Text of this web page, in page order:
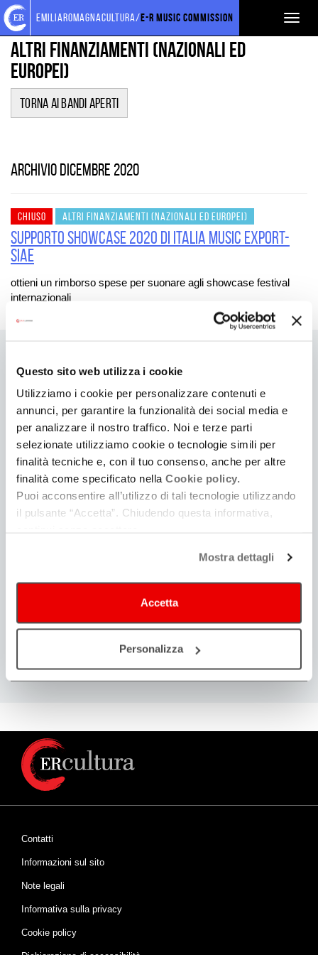
Questo sito web utilizza i cookie
Utilizziamo i cookie per personalizzare contenuti e
annunci, per garantire la funzionalità dei social media e
per analizzare il nostro traffico. Noi e terze parti
selezionate utilizziamo cookie o tecnologie simili per
finalità tecniche e, con il tuo consenso, anche per altre
finalità come specificato nella Cookie policy.
Puoi acconsentire all’utilizzo di tali tecnologie utilizzando
il pulsante “Accetta”. Chiudendo questa informativa,
Mostra dettagli
Accetta
Personalizza
Torna
alla
home
page
Cerca
nel
sito
Salta
ai
contenuti
Salta
al
menu
principale
emiliaromagnacultura/E-R Music Commission
FINANZIAMENTI
Altri finanziamenti (nazionali ed
europei)
Torna ai bandi aperti
Archivio dicembre 2020
CHIUSO ALTRI FINANZIAMENTI (NAZIONALI ED EUROPEI)
Supporto Showcase 2020 di Italia Music Export-
SIAE
ottieni un rimborso spese per suonare agli showcase festival
internazionali
ALTRI FINANZIAMENTI (NAZIONALI ED
EUROPEI)
2024
2023
Contatti
Informazioni sul sito
Note legali
Informativa sulla privacy
Cookie policy